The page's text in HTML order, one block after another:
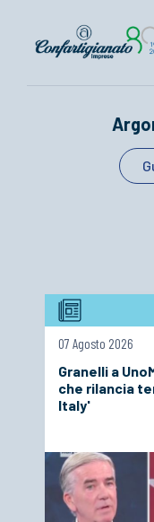
Notizie e Documenti
ACCEDI
07 Agosto 2026
Granelli a
che rilancia
Italy'